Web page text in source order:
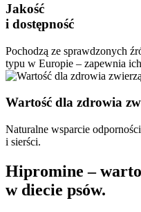
Jakość
i dostępność
Pochodzą ze sprawdzonych
typu w Europie – zapewnia ich
Wartość dla zdrowia
Naturalne wsparcie
i sierści.
Hipromine –
w diecie psów.